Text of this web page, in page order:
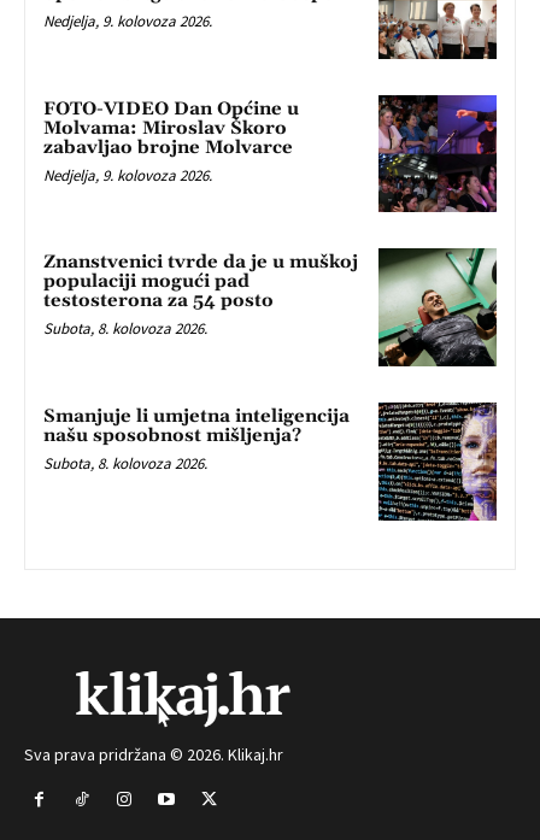
Nedjelja, 9. kolovoza 2026.
FOTO-VIDEO Dan Općine u
Molvama: Miroslav Škoro
zabavljao brojne Molvarce
Nedjelja, 9. kolovoza 2026.
Znanstvenici tvrde da je u muškoj
populaciji mogući pad
testosterona za 54 posto
Subota, 8. kolovoza 2026.
Smanjuje li umjetna inteligencija
našu sposobnost mišljenja?
Subota, 8. kolovoza 2026.
Sva prava pridržana © 2026. Klikaj.hr